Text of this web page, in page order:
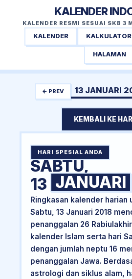
KALENDER
KALENDER RESMI SESUAI SKB 3
KALENDER KALKULATOR
HALAMAN
← PREV 13 JANUARI
KEMBALI KE
HARI SPESIAL ANDA
SABTU,
13 JANUARI
Ringkasan kalender harian
Sabtu, 13 Januari 2018
penanggalan 26
kalender Islam serta hari
dengan jumlah neptu 16
penanggalan Jawa.
astrologi dan siklus alam,